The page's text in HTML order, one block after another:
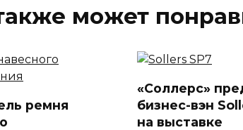
может
ремня
«Соллерс»
бизнес-вэн
на выставке